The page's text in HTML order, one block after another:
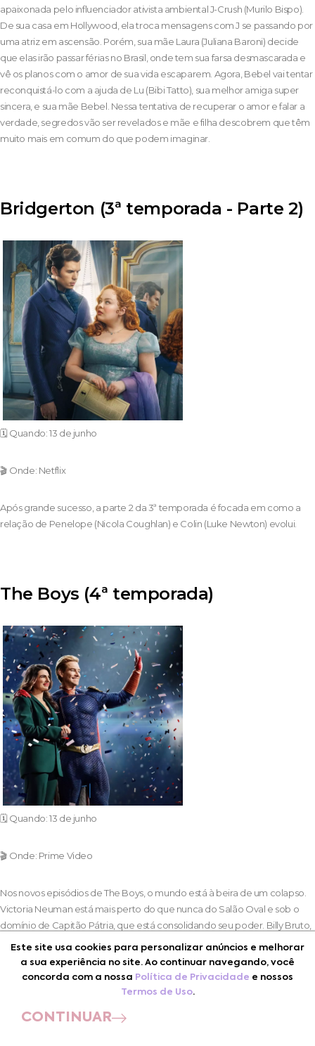
apaixonada pelo influenciador ativista ambiental J-Crush (Murilo Bispo).
De sua casa em Hollywood, ela troca mensagens com J se passando por
uma atriz em ascensão. Porém, sua mãe Laura (Juliana Baroni) decide
que elas irão passar férias no Brasil, onde tem sua farsa desmascarada e
vê os planos com o amor de sua vida escaparem. Agora, Bebel vai tentar
reconquistá-lo com a ajuda de Lu (Bibi Tatto), sua melhor amiga super
sincera, e sua mãe Bebel. Nessa tentativa de recuperar o amor e falar a
verdade, segredos vão ser revelados e mãe e filha descobrem que têm
muito mais em comum do que podem imaginar.
Bridgerton (3ª temporada - Parte 2)
🗓️ Quando: 13 de junho
🎬 Onde: Netflix
Após grande sucesso, a parte 2 da 3ª temporada é focada em como a
relação de Penelope (Nicola Coughlan) e Colin (Luke Newton) evolui.
The Boys (4ª temporada)
🗓️ Quando: 13 de junho
🎬 Onde: Prime Video
Nos novos episódios de The Boys, o mundo está à beira de um colapso.
Victoria Neuman está mais perto do que nunca do Salão Oval e sob o
domínio de Capitão Pátria, que está consolidando seu poder. Billy Bruto,
com apenas alguns meses restantes de vida, perdeu o filho de Becca e
seu emprego como líder dos The Boys. O resto da equipe está farto de
suas mentiras. Com os riscos mais altos do que nunca, eles precisam
encontrar uma maneira de trabalhar juntos e salvar o mundo antes que
Este site usa cookies para personalizar anúncios e melhorar
a sua experiência no site. Ao continuar navegando, você
concorda com a nossa Política de Privacidade e nossos
Termos de Uso.
CONTINUAR